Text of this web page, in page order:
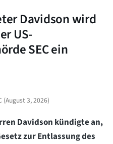
Davidson wird
US-
SEC ein
(August 3, 2026)
Davidson kündigte an,
zur Entlassung des